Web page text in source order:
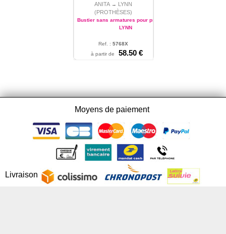
ANITA → LYNN
(PROTHÈSES)
Bustier sans armatures pour prothèses
LYNN
Ref. : 5768X
S - M - L - XL - 2XL - 3XL -
à partir de 58.50 €
Moyens de paiement
Livraison